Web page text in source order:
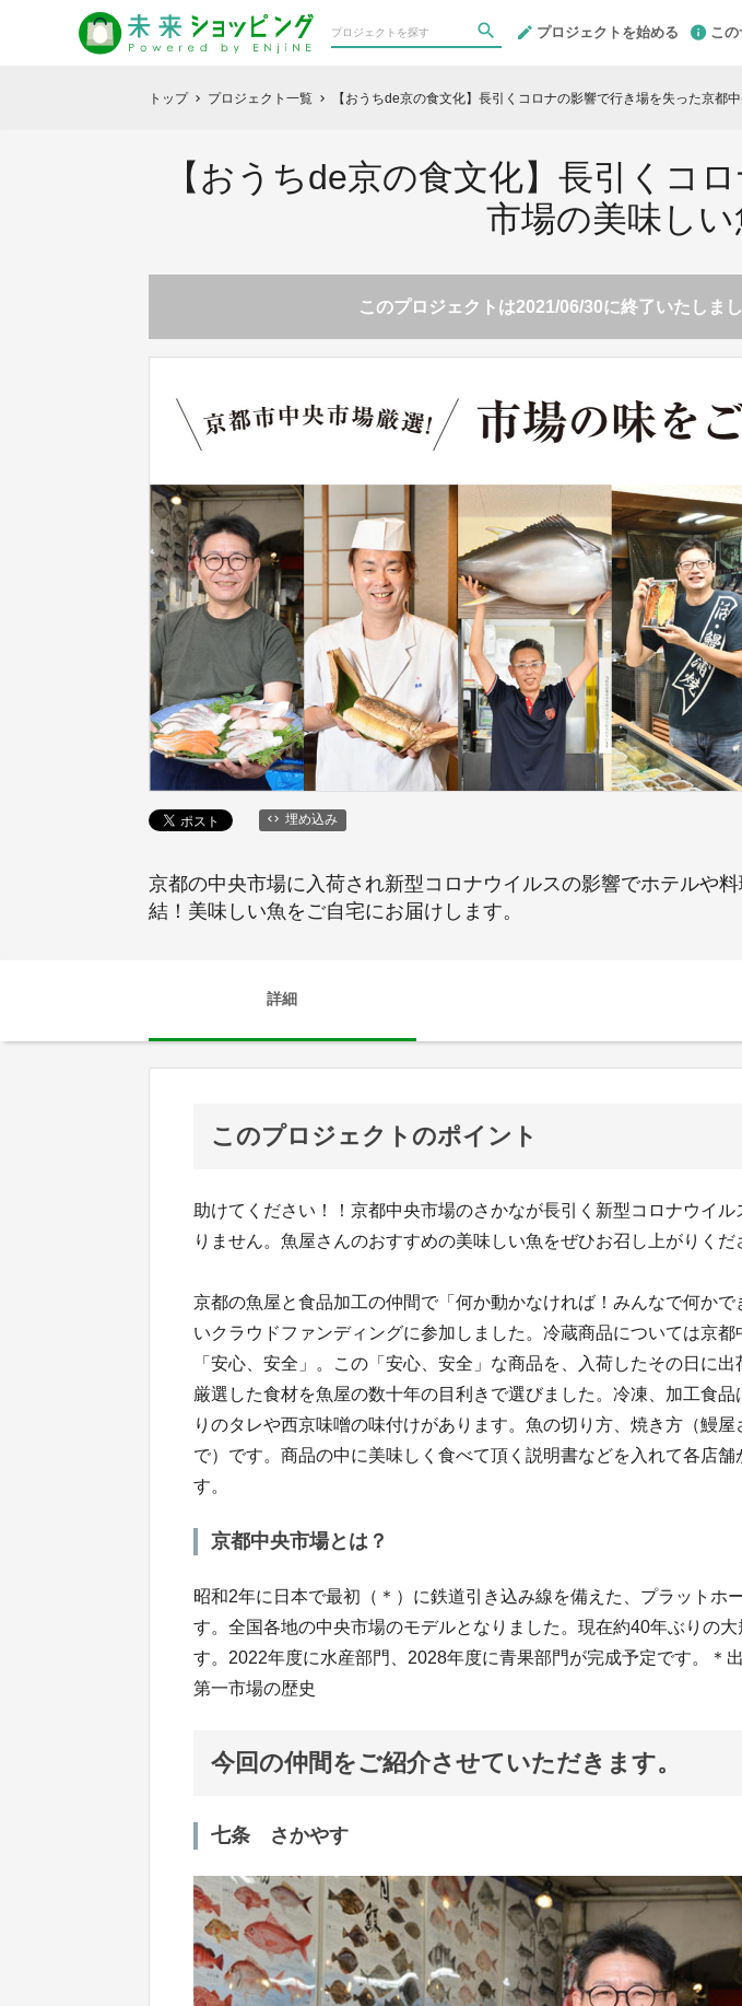
プロジェクトを始める こ
トップ chevron_right プロジェクト一覧 chevron_right 【おうちde京の食文化】長引くコロナの影響で行き場を失った京都
【おうちde京の食文化】長引くコ
市場の美味しい
このプロジェクトは2021/06/30に終了いたしま
埋め込み
京都の中央市場に入荷され新型コロナウイルスの影響でホテルや
結！美味しい魚をご自宅にお届けします。
詳細
このプロジェクトのポイント
助けてください！！京都中央市場のさかなが長引く新型コロナウイ
りません。魚屋さんのおすすめの美味しい魚をぜひお召し上がりくだ
京都の魚屋と食品加工の仲間で「何か動かなければ！みんなで何かで
いクラウドファンディングに参加しました。冷蔵商品については京都
「安心、安全」。この「安心、安全」な商品を、入荷したその日に出
厳選した食材を魚屋の数十年の目利きで選びました。冷凍、加工食品
りのタレや西京味噌の味付けがあります。魚の切り方、焼き方（鰻屋
で）です。商品の中に美味しく食べて頂く説明書などを入れて各店舗
す。
京都中央市場とは？
昭和2年に日本で最初（＊）に鉄道引き込み線を備えた、プラットホ
す。全国各地の中央市場のモデルとなりました。現在約40年ぶりの大
す。2022年度に水産部門、2028年度に青果部門が完成予定です。＊
第一市場の歴史
今回の仲間をご紹介させていただきます。
七条 さかやす